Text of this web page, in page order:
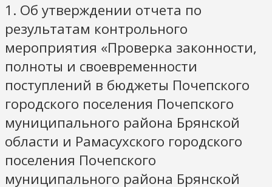
1. Об утверждении отчета по
результатам контрольного
мероприятия «Проверка законности,
полноты и своевременности
поступлений в бюджеты Почепского
городского поселения Почепского
муниципального района Брянской
области и Рамасухского городского
поселения Почепского
муниципального района Брянской